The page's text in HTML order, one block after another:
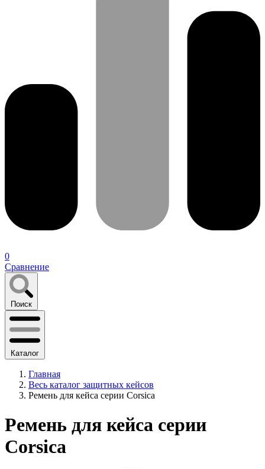
0
Сравнение
Поиск
Каталог
Главная
Весь каталог защитных кейсов
Ремень для кейса серии Corsica
Ремень для кейса серии
Corsica